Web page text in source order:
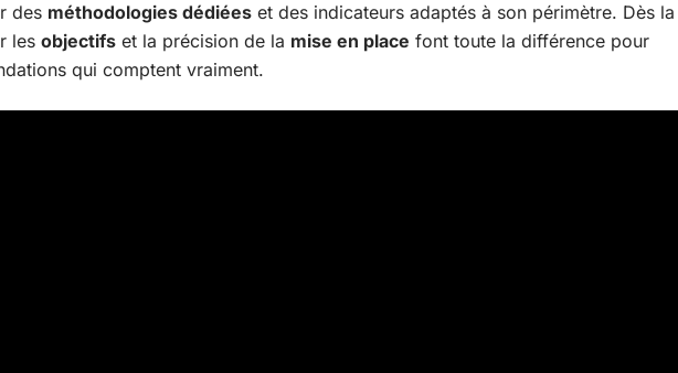
des méthodologies dédiées et des indicateurs adaptés à son périmètre. Dès la
les objectifs et la précision de la mise en place font toute la différence pour
qui comptent vraiment.